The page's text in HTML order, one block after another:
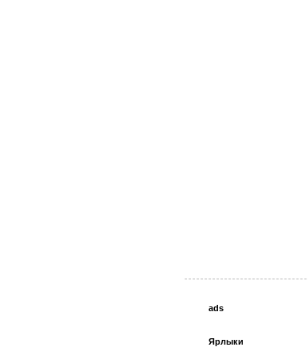
ads
Ярлыки